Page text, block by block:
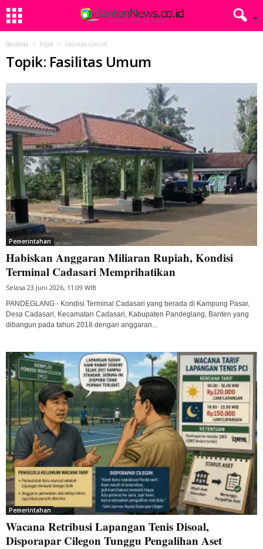
Beranda Topik Fasilitas Umum
Topik: Fasilitas Umum
Pemerintahan
Habiskan Anggaran Miliaran Rupiah, Kondisi
Terminal Cadasari Memprihatikan
Selasa 23 Juni 2026, 11:09 WIB
PANDEGLANG - Kondisi Terminal Cadasari yang berada di Kampung Pasar,
Desa Cadasari, Kecamatan Cadasari, Kabupaten Pandeglang, Banten yang
dibangun pada tahun 2018 dengan anggaran...
Pemerintahan
Wacana Retribusi Lapangan Tenis Disoal,
Disporapar Cilegon Tunggu Pengalihan Aset